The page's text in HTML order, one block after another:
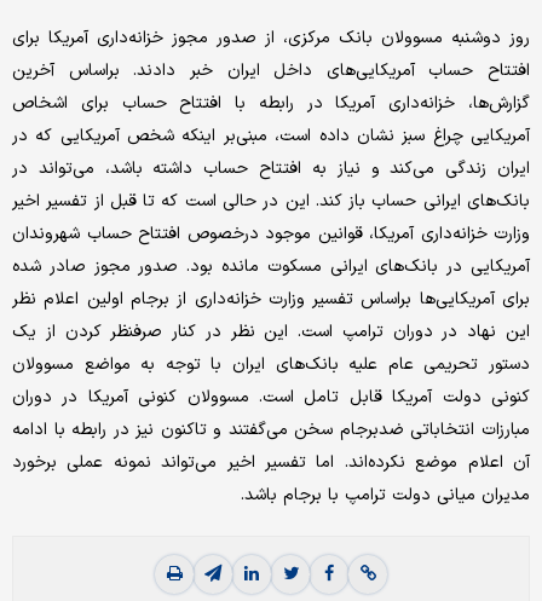
روز دوشنبه مسوولان بانک مرکزی، از صدور مجوز خزانه‌داری آمریکا برای
افتتاح حساب آمریکایی‌های داخل ایران خبر دادند. براساس آخرین
گزارش‌ها، خزانه‌‌داری آمریکا در رابطه با افتتاح حساب برای اشخاص
آمریکایی چراغ سبز نشان داده است، مبنی‌بر اینکه شخص آمریکایی که در
ایران زندگی می‌کند و نیاز به افتتاح حساب داشته باشد، می‌تواند در
بانک‌های ایرانی حساب باز کند. این در حالی است که تا قبل از تفسیر اخیر
وزارت خزانه‌‌داری آمریکا، قوانین موجود درخصوص افتتاح حساب شهروندان
آمریکایی در بانک‌های ایرانی مسکوت مانده بود. صدور مجوز صادر شده
برای آمریکایی‌ها براساس تفسیر وزارت خزانه‌داری از برجام اولین اعلام نظر
این نهاد در دوران ترامپ است. این نظر در کنار صرفنظر کردن از یک
دستور تحریمی عام علیه بانک‌های ایران با توجه به مواضع مسوولان
کنونی دولت آمریکا قابل تامل است. مسوولان کنونی آمریکا در دوران
مبارزات انتخاباتی ضدبرجام سخن می‌گفتند و تاکنون نیز در رابطه با ادامه
آن اعلام موضع نکرده‌اند. اما تفسیر اخیر می‌تواند نمونه عملی برخورد
مدیران میانی دولت ترامپ با برجام باشد.